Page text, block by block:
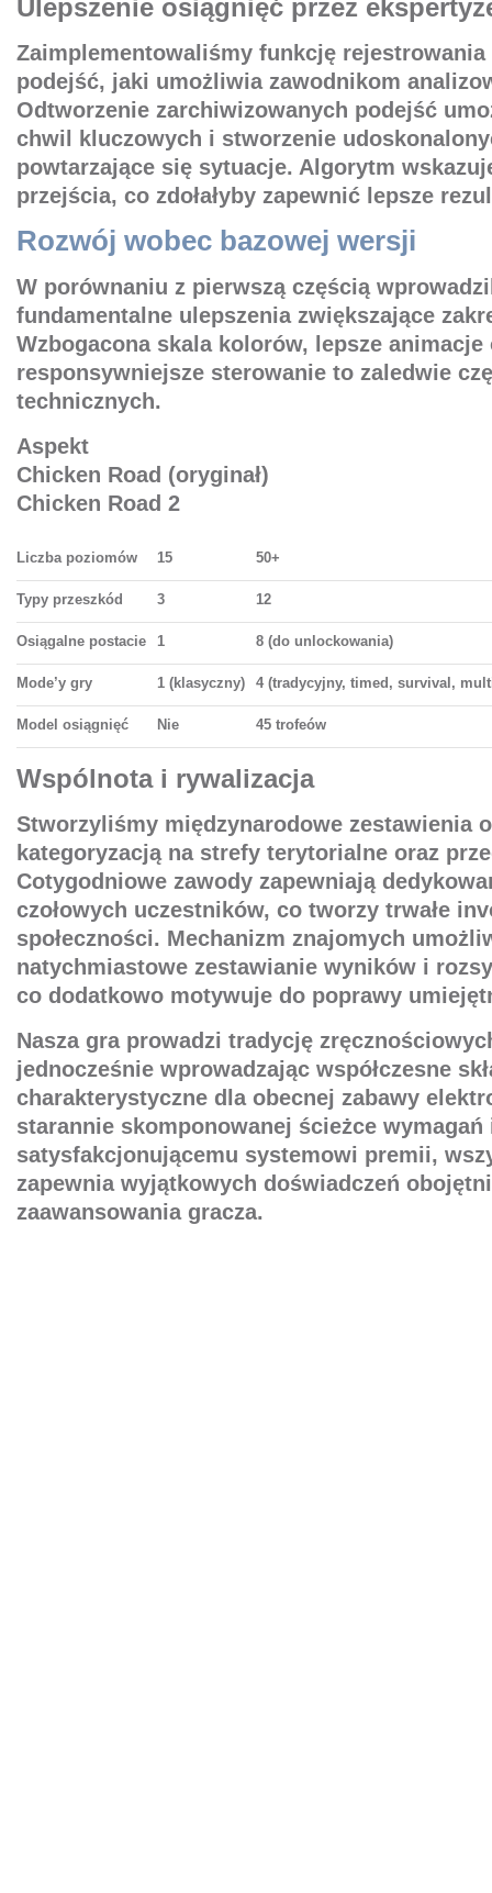
Ulepszenie osiągnięć przez
Zaimplementowaliśmy funkcję
podejść, jaki umożliwia zawodnikom
Odtworzenie zarchiwizowanych podejść
chwil kluczowych i stworzenie
powtarzające się sytuacje. Algorytm
przejścia, co zdołałyby zapewnić lepsze
Rozwój wobec bazowej wersji
W porównaniu z pierwszą częścią
fundamentalne ulepszenia zwiększające
Wzbogacona skala kolorów, lepsze animacje
responsywniejsze sterowanie to zaledwie
technicznych.
Aspekt
Chicken Road (oryginał)
Chicken Road 2
Liczba poziomów 15 50+
Typy przeszkód 3 12
Osiągalne postacie 1 8 (do unlockowania)
Mode’y gry 1 (klasyczny) 4 (tradycyjny, timed, survival,
Model osiągnięć Nie 45 trofeów
Wspólnota i rywalizacja
Stworzyliśmy międzynarodowe zestawienia
kategoryzacją na strefy terytorialne oraz
Cotygodniowe zawody zapewniają
czołowych uczestników, co tworzy trwałe
społeczności. Mechanizm znajomych
natychmiastowe zestawianie wyników i
co dodatkowo motywuje do poprawy
Nasza gra prowadzi tradycję
jednocześnie wprowadzając współczesne
charakterystyczne dla obecnej zabawy
starannie skomponowanej ścieżce wymagań
satysfakcjonującemu systemowi premii,
zapewnia wyjątkowych doświadczeń
zaawansowania gracza.